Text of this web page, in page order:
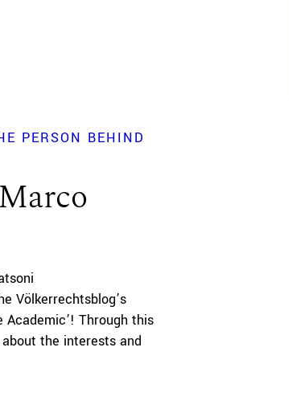
PERSON BEHIND
Völkerrechtsblog’s
Academic’! Through this
the interests and